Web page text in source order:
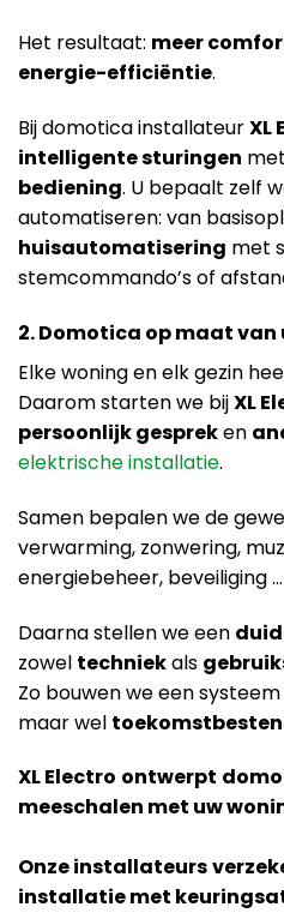
Het resultaat: meer
energie-efficiëntie.
Bij domotica installateurXL
intelligente sturingen met
bediening. U bepaalt zelf
automatiseren: van
huisautomatisering met
stemcommando’s of
2. Domotica op maat van
Elke woning en elk gezin
Daarom starten we bijXL
persoonlijk gespreken
elektrische installatie.
Samen bepalen we de
verwarming, zonwering,
energiebeheer, beveiliging …
Daarna stellen we een
zowel techniekals
Zo bouwen we een
maar wel
XL Electro ontwerpt
meeschalen met uw
Onze installateurs
installatie met